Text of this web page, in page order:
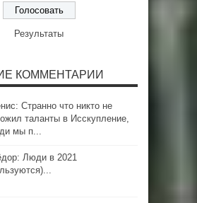
Результаты
КОММЕНТАРИИ
Странно что никто не
таланты в Исскупление,
мы п...
Люди в 2021